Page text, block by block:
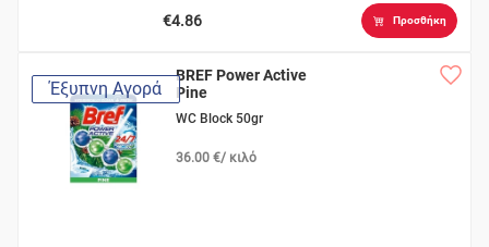
€4.86 Προσθήκη
Έξυπνη Αγορά
BREF Power Active
Pine
WC Block 50gr
36.00 €/ κιλό